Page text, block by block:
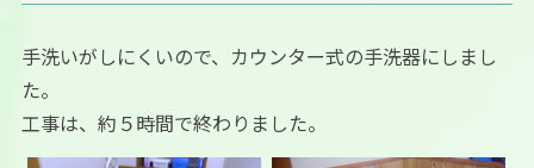
手洗いがしにくいので、カウンター式の手洗器にしまし
た。
工事は、約５時間で終わりました。